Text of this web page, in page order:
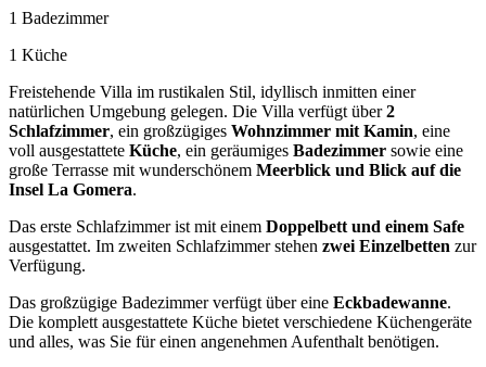
1 Badezimmer
1 Küche
Freistehende Villa im rustikalen Stil, idyllisch inmitten einer
natürlichen Umgebung gelegen. Die Villa verfügt über2
Schlafzimmer, ein großzügiges Wohnzimmer mit Kamin, eine
voll ausgestattete Küche, ein geräumiges Badezimmer sowie eine
große Terrasse mit wunderschönem Meerblick und Blick auf die
Insel La Gomera.
Das erste Schlafzimmer ist mit einem Doppelbett und einem Safe
ausgestattet. Im zweiten Schlafzimmer stehen zwei Einzelbetten zur
Verfügung.
Das großzügige Badezimmer verfügt über eine Eckbadewanne.
Die komplett ausgestattete Küche bietet verschiedene Küchengeräte
und alles, was Sie für einen angenehmen Aufenthalt benötigen.